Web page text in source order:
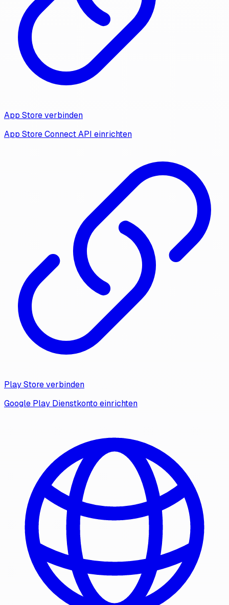
App Store verbinden
App Store Connect API einrichten
Play Store verbinden
Google Play Dienstkonto einrichten